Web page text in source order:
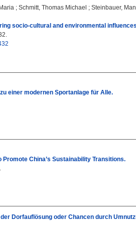
; Schmitt, Thomas Michael ; Steinbauer,
socio-cultural and environmental
einer modernen Sportanlage für Alle.
China’s Sustainability Transitions.
Dorfauflösung oder Chancen durch